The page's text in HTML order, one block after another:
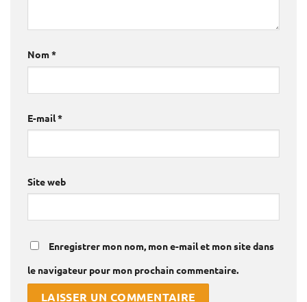
Nom*
E-mail*
Site web
Enregistrer mon nom, mon e-mail et mon site dans
le navigateur pour mon prochain commentaire.